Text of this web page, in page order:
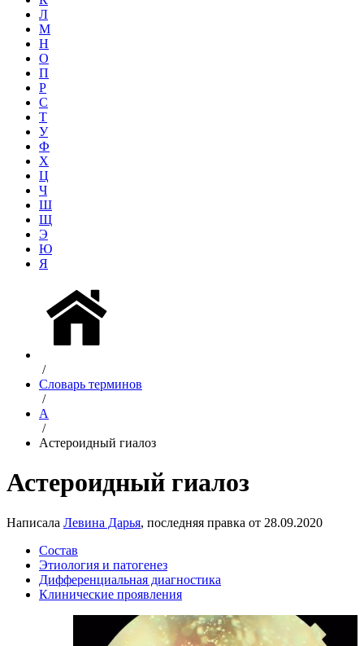
Л
М
Н
О
П
Р
С
Т
У
Ф
Х
Ц
Ч
Ш
Щ
Э
Ю
Я
/
Словарь терминов
/
А
/
Астероидный гиалоз
Астероидный гиалоз
Написала Левина Дарья, последняя правка от 28.09.2020
Состав
Этиология и патогенез
Дифференциальная диагностика
Клинические проявления